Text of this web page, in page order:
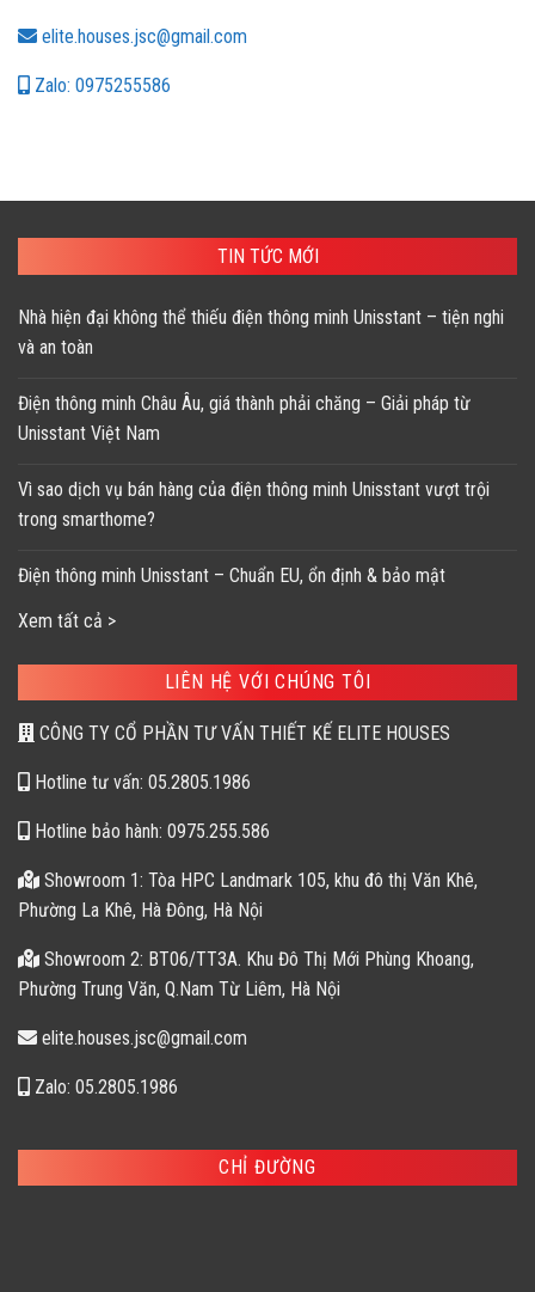
elite.houses.jsc@gmail.com
Zalo: 0975255586
TIN TỨC MỚI
Nhà hiện đại không thể thiếu điện thông minh Unisstant – tiện nghi
và an toàn
Điện thông minh Châu Âu, giá thành phải chăng – Giải pháp từ
Unisstant Việt Nam
Vì sao dịch vụ bán hàng của điện thông minh Unisstant vượt trội
trong smarthome?
Điện thông minh Unisstant – Chuẩn EU, ổn định & bảo mật
Xem tất cả >
LIÊN HỆ VỚI CHÚNG TÔI
CÔNG TY CỔ PHẦN TƯ VẤN THIẾT KẾ ELITE HOUSES
Hotline tư vấn: 05.2805.1986
Hotline bảo hành: 0975.255.586
Showroom 1: Tòa HPC Landmark 105, khu đô thị Văn Khê,
Phường La Khê, Hà Đông, Hà Nội
Showroom 2: BT06/TT3A. Khu Đô Thị Mới Phùng Khoang,
Phường Trung Văn, Q.Nam Từ Liêm, Hà Nội
elite.houses.jsc@gmail.com
Zalo: 05.2805.1986
CHỈ ĐƯỜNG